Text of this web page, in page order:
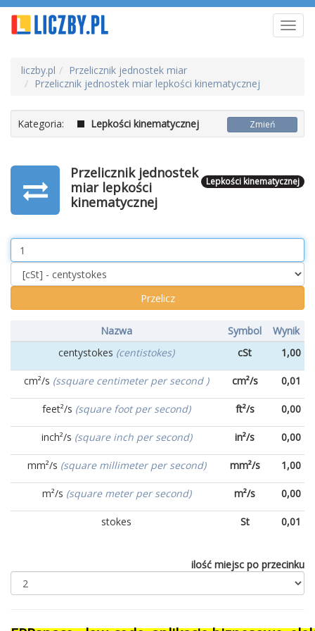
liczby.pl
Przelicznik jednostek miar
Przelicznik jednostek miar lepkości kinematycznej
Kategoria: Lepkości kinematycznej Zmień
Lepkości kinematycznej
Przelicznik jednostek
miar lepkości
kinematycznej
Value
Unit
Nazwa Symbol
Wynik
centystokes (centistokes) cSt 1,00
cm²/s (ssquare centimeter per second ) cm²/s 0,01
feet²/s (square foot per second) ft²/s 0,00
inch²/s (square inch per second) in²/s 0,00
mm²/s (square millimeter per second) mm²/s 1,00
m²/s (square meter per second) m²/s 0,00
stokes St 0,01
ilość miejsc po przecinku